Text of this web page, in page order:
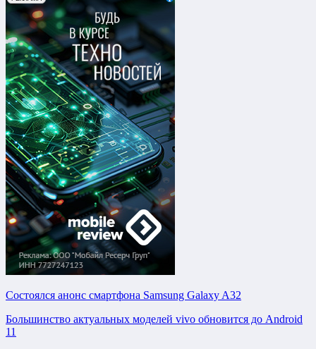
Состоялся анонс смартфона Samsung Galaxy A32
Большинство актуальных моделей vivo обновится до Android
11